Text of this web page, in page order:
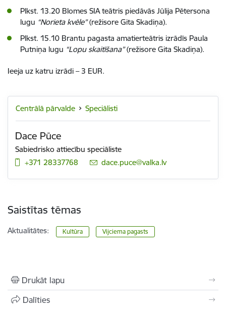
Plkst. 13.20 Blomes SIA teātris piedāvās Jūlija Pētersona
lugu “Norieta kvēle”(režisore Gita Skadiņa).
Plkst. 15.10 Brantu pagasta amatierteātris izrādīs Paula
Putniņa lugu “Lopu skaitīšana”(režisore Gita Skadiņa).
Ieeja uz katru izrādi – 3 EUR.
Centrālā pārvalde Speciālisti
Dace Pūce
Sabiedrisko attiecību speciāliste
+371 28337768
E-pasts:
dace.puce@valka.lv
Saistītas tēmas
Aktualitātes: Kultūra Vijciema pagasts
Drukāt lapu
Dalīties